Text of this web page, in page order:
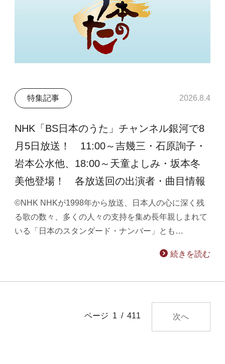
特集記事 2026.8.4
NHK「BS日本のうた」チャンネル銀河で8
月5日放送！ 11:00～吉幾三・石原詢子・
岩本公水他、18:00～天童よしみ・坂本冬
美他登場！ 各放送回の出演者・曲目情報
©NHK NHKが1998年から放送、日本人の心に深く残
る歌の数々、多くの人々の支持を集め長年親しまれて
いる「日本のスタンダード・ナンバー」とも…
続きを読む
ページ 1 / 411 次へ